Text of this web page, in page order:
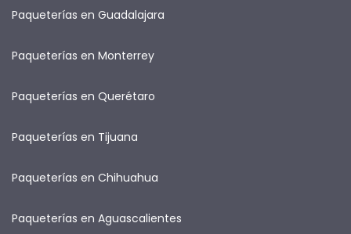
Paqueterías en Guadalajara
Paqueterías en Monterrey
Paqueterías en Querétaro
Paqueterías en Tijuana
Paqueterías en Chihuahua
Paqueterías en Aguascalientes